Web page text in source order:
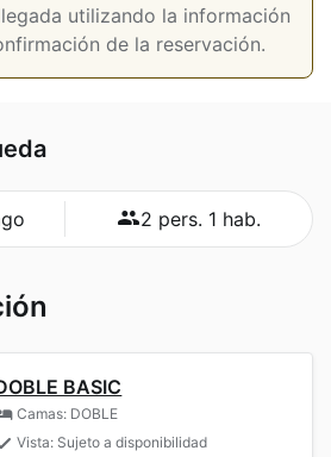
utilizando la información
de la reservación.
2 pers. 1 hab.
BASIC
Camas: DOBLE
Vista: Sujeto a disponibilidad